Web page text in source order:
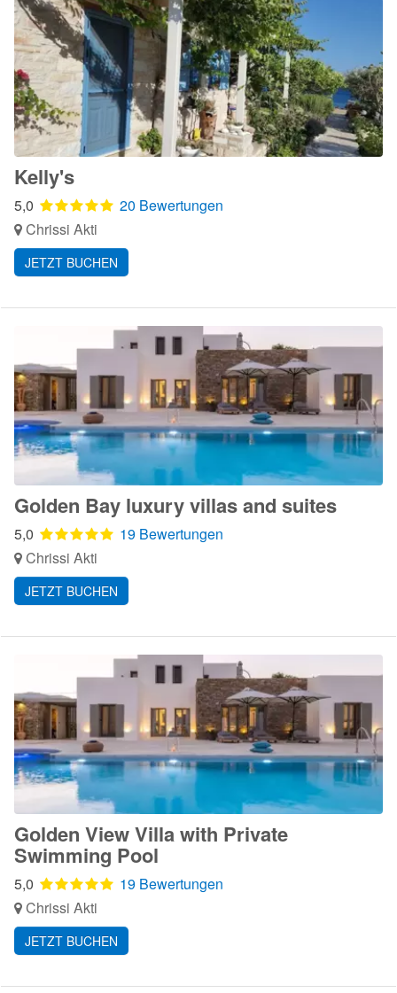
Kelly's
5,0
20 Bewertungen
Chrissi Akti
JETZT BUCHEN
Golden Bay luxury villas and suites
5,0
19 Bewertungen
Chrissi Akti
JETZT BUCHEN
Golden View Villa with Private
Swimming Pool
5,0
19 Bewertungen
Chrissi Akti
JETZT BUCHEN